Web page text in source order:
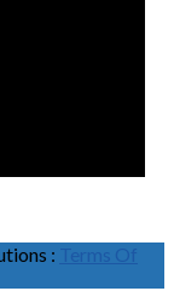
: Terms Of